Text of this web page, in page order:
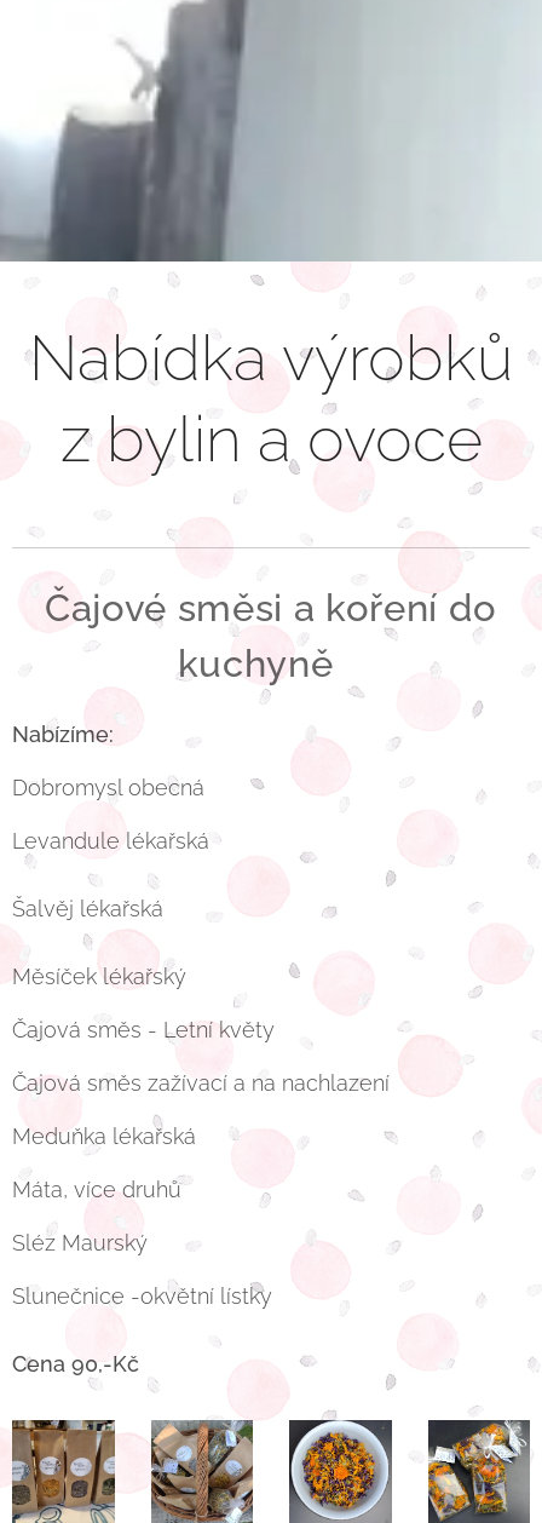
Nabídka výrobků
z bylin a ovoce
Čajové směsi a koření do
kuchyně
Nabízíme:
Dobromysl obecná
Levandule lékařská
Šalvěj lékařská
Měsíček lékařský
Čajová směs - Letní květy
Čajová směs zažívací a na nachlazení
Meduňka lékařská
Máta, více druhů
Sléz Maurský
Slunečnice -okvětní lístky
Cena 90,-Kč